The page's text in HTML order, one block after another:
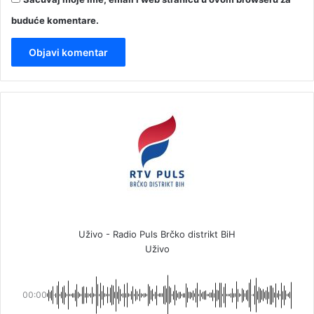
buduće komentare.
Uživo - Radio Puls Brčko distrikt BiH
Uživo
00:00